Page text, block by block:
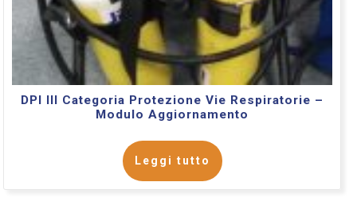
DPI III Categoria Protezione Vie Respiratorie –
Modulo Aggiornamento
Leggi tutto